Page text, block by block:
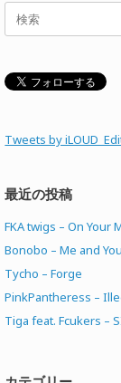
検
Tweets by
最近の投稿
FKA twigs – On Your
Bonobo – Me and You
Tycho – Forge
PinkPantheress –
Tiga feat. Fcukers –